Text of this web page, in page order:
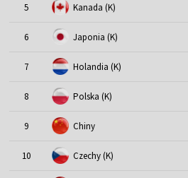
5 Kanada (K)
6 Japonia (K)
7 Holandia (K)
8 Polska (K)
9 Chiny
10 Czechy (K)